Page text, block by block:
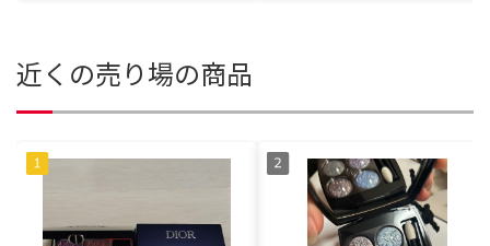
近くの売り場の商品